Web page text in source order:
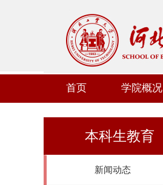
首页 学院概况
本科生教育
新闻动态